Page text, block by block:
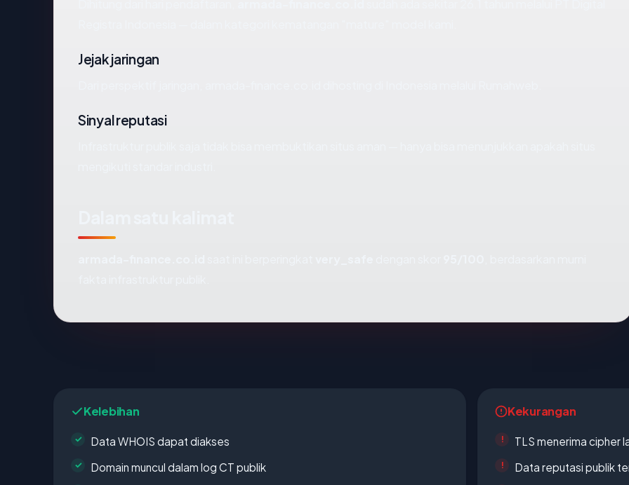
Jejak jaringan
Sinyal reputasi
Kelebihan
Data WHOIS dapat diakses
Domain muncul dalam log CT publik
Kekurangan
TLS menerima cipher
Data reputasi publik